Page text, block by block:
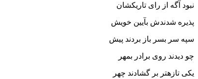
نبود آگه از راى تاریکشان‏
پذیره شدندش بآیین خویش
سپه سر بسر باز بردند پیش‏
چو دیدند روى برادر بمهر
یکى تازه‏تر بر گشادند چهر